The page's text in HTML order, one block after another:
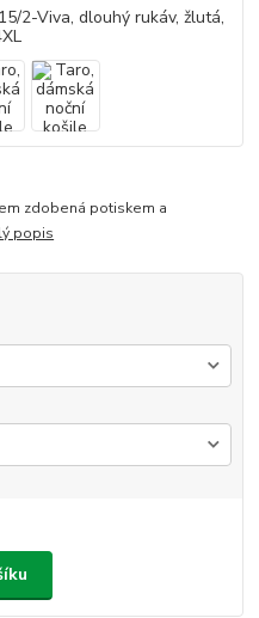
zdobená potiskem a
popis